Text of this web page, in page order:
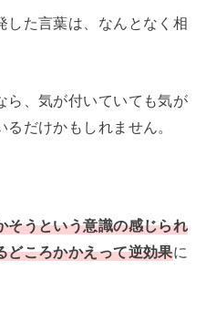
した言葉は、なんとなく相
ら、気が付いていても気が
だけかもしれません。
そうという意識の感じられ
どころかかえって逆効果に